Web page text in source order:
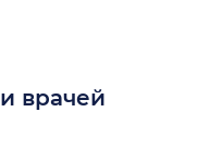
врачей